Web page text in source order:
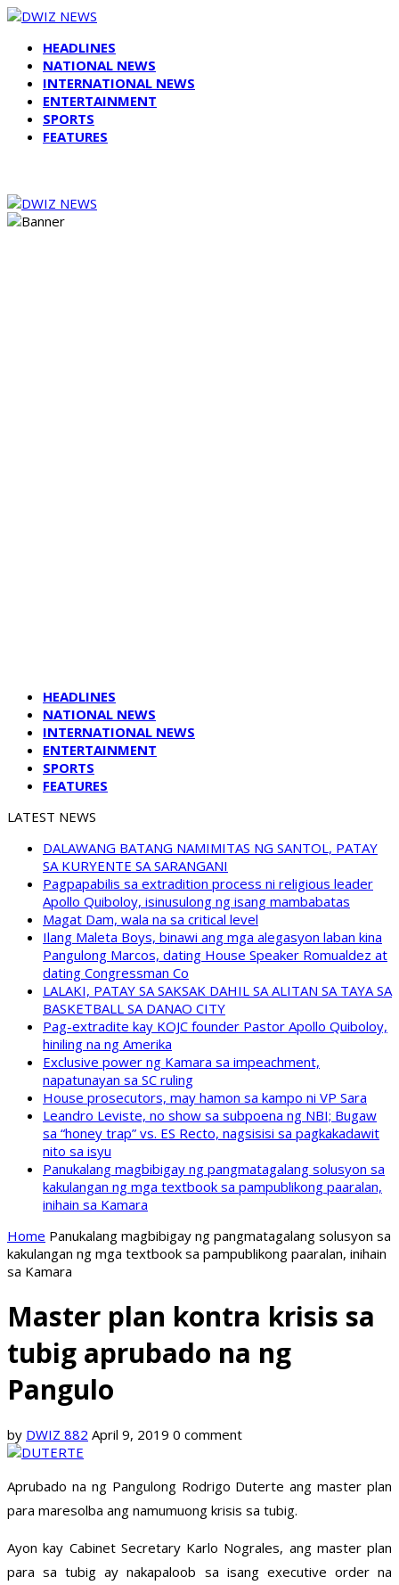
HEADLINES
NATIONAL NEWS
INTERNATIONAL NEWS
ENTERTAINMENT
SPORTS
FEATURES
HEADLINES
NATIONAL NEWS
INTERNATIONAL NEWS
ENTERTAINMENT
SPORTS
FEATURES
LATEST NEWS
DALAWANG BATANG NAMIMITAS NG SANTOL, PATAY
SA KURYENTE SA SARANGANI
Pagpapabilis sa extradition process ni religious leader
Apollo Quiboloy, isinusulong ng isang mambabatas
Magat Dam, wala na sa critical level
Ilang Maleta Boys, binawi ang mga alegasyon laban kina
Pangulong Marcos, dating House Speaker Romualdez at
dating Congressman Co
LALAKI, PATAY SA SAKSAK DAHIL SA ALITAN SA TAYA SA
BASKETBALL SA DANAO CITY
Pag-extradite kay KOJC founder Pastor Apollo Quiboloy,
hiniling na ng Amerika
Exclusive power ng Kamara sa impeachment,
napatunayan sa SC ruling
House prosecutors, may hamon sa kampo ni VP Sara
Leandro Leviste, no show sa subpoena ng NBI; Bugaw
sa “honey trap” vs. ES Recto, nagsisisi sa pagkakadawit
nito sa isyu
Panukalang magbibigay ng pangmatagalang solusyon sa
kakulangan ng mga textbook sa pampublikong paaralan,
inihain sa Kamara
Home Panukalang magbibigay ng pangmatagalang solusyon sa
kakulangan ng mga textbook sa pampublikong paaralan, inihain
sa Kamara
Master plan kontra krisis sa
tubig aprubado na ng
Pangulo
by DWIZ 882 April 9, 2019 0 comment
Aprubado na ng Pangulong Rodrigo Duterte ang master plan
para maresolba ang namumuong krisis sa tubig.
Ayon kay Cabinet Secretary Karlo Nograles, ang master plan
para sa tubig ay nakapaloob sa isang executive order na